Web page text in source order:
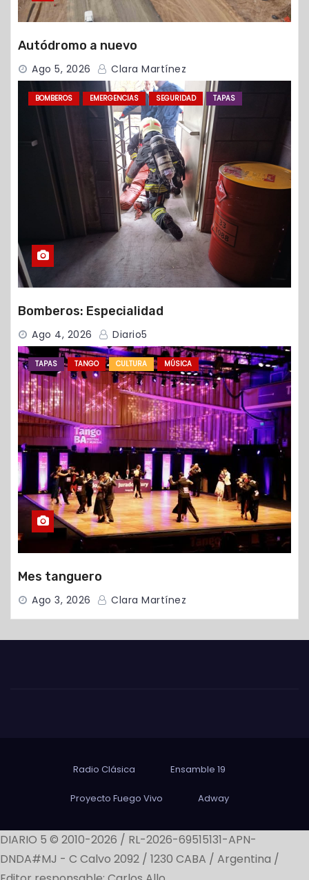
Autódromo a nuevo
Ago 5, 2026 Clara Martínez
BOMBEROS EMERGENCIAS SEGURIDAD TAPAS
Bomberos: Especialidad
Ago 4, 2026 Diario5
TAPAS TANGO CULTURA MÚSICA
Mes tanguero
Ago 3, 2026 Clara Martínez
Radio Clásica Ensamble 19
Proyecto Fuego Vivo Adway
DIARIO 5 © 2010-2026 / RL-2026-69515131-APN-
DNDA#MJ - C Calvo 2092 / 1230 CABA / Argentina /